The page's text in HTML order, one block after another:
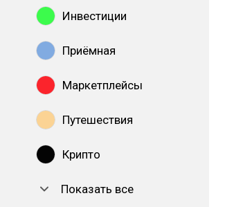
Инвестиции
Приёмная
Маркетплейсы
Путешествия
Крипто
Показать все